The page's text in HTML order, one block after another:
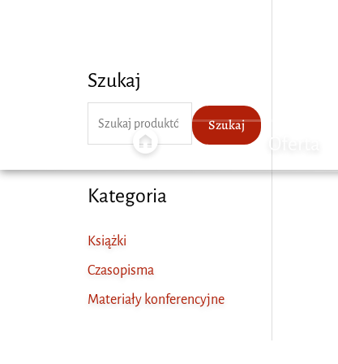
Start Oferta
Szukaj
k
j
:
Szukaj
Kategoria
Książki
Czasopisma
Materiały konferencyjne